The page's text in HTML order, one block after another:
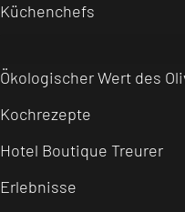
Küchenchefs
Ökologischer Wert des
Kochrezepte
Hotel Boutique Treurer
Erlebnisse